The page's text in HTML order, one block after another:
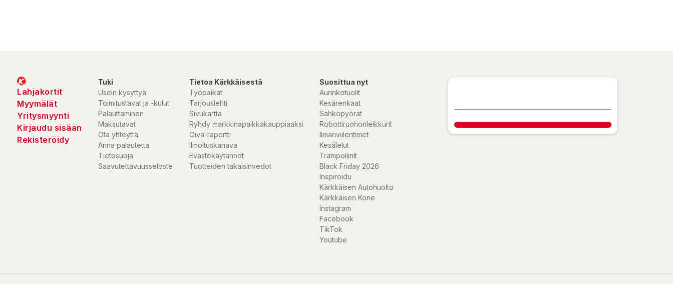
Lahjakortit
Myymälät
Yritysmyynti
Kirjaudu sisään
Rekisteröidy
Tuki
Usein kysyttyä
Toimitustavat ja -kulut
Palauttaminen
Maksutavat
Ota yhteyttä
Anna palautetta
Tietosuoja
Saavutettavuusseloste
Tietoa Kärkkäisestä
Työpaikat
Tarjouslehti
Sivukartta
Ryhdy markkinapaikkakauppiaaksi
Oiva-raportti
Ilmoituskanava
Evästekäytännöt
Tuotteiden takaisinvedot
Suosittua nyt
Aurinkotuolit
Kesärenkaat
Sähköpyörät
Robottiruohonleikkurit
Ilmanviilentimet
Kesälelut
Trampoliinit
Black Friday 2026
Inspiroidu
Kärkkäisen Autohuolto
Kärkkäisen Kone
Instagram
Facebook
TikTok
Youtube